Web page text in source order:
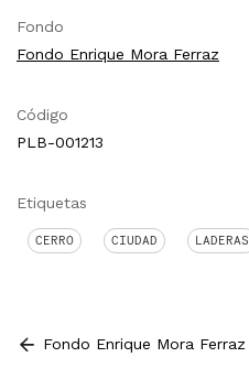
Fondo
Fondo Enrique Mora Ferraz
Código
PLB-001213
Etiquetas
CERRO CIUDAD LADERAS
Fondo Enrique Mora Ferraz